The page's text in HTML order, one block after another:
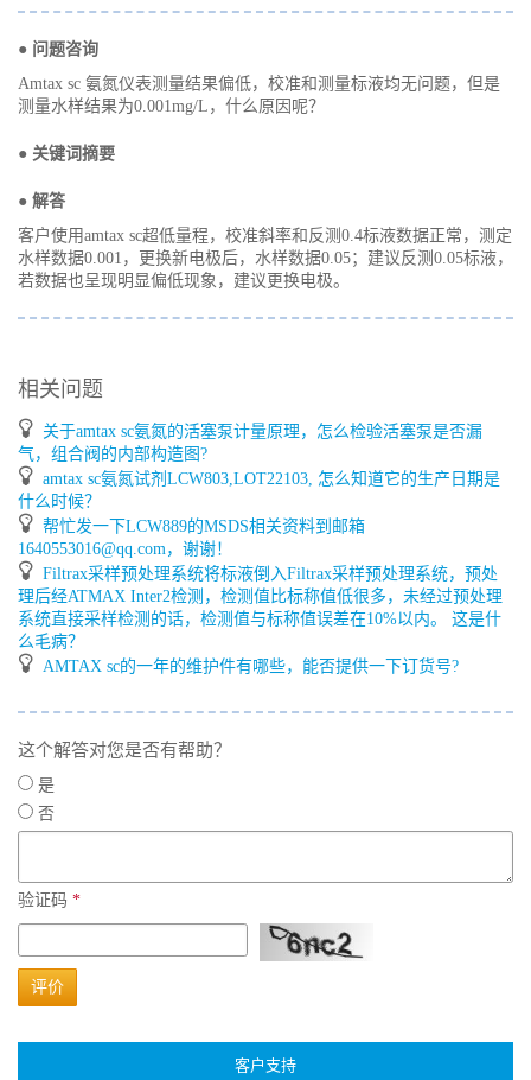
● 问题咨询
Amtax sc 氨氮仪表测量结果偏低，校准和测量标液均无问题，但是
测量水样结果为0.001mg/L，什么原因呢？
● 关键词摘要
● 解答
客户使用amtax sc超低量程，校准斜率和反测0.4标液数据正常，测定
水样数据0.001，更换新电极后，水样数据0.05；建议反测0.05标液，
若数据也呈现明显偏低现象，建议更换电极。
相关问题
关于amtax sc氨氮的活塞泵计量原理，怎么检验活塞泵是否漏
气，组合阀的内部构造图?
amtax sc氨氮试剂LCW803,LOT22103, 怎么知道它的生产日期是
什么时候？
帮忙发一下LCW889的MSDS相关资料到邮箱
1640553016@qq.com，谢谢！
Filtrax采样预处理系统将标液倒入Filtrax采样预处理系统，预处
理后经ATMAX Inter2检测，检测值比标称值低很多，未经过预处理
系统直接采样检测的话，检测值与标称值误差在10%以内。 这是什
么毛病？
AMTAX sc的一年的维护件有哪些，能否提供一下订货号?
这个解答对您是否有帮助？
是
否
验证码 *
评价
客户支持